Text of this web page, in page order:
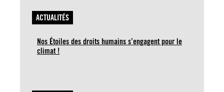
ACTUALITÉS
Nos Étoiles des droits humains s’engagent pour le
climat !